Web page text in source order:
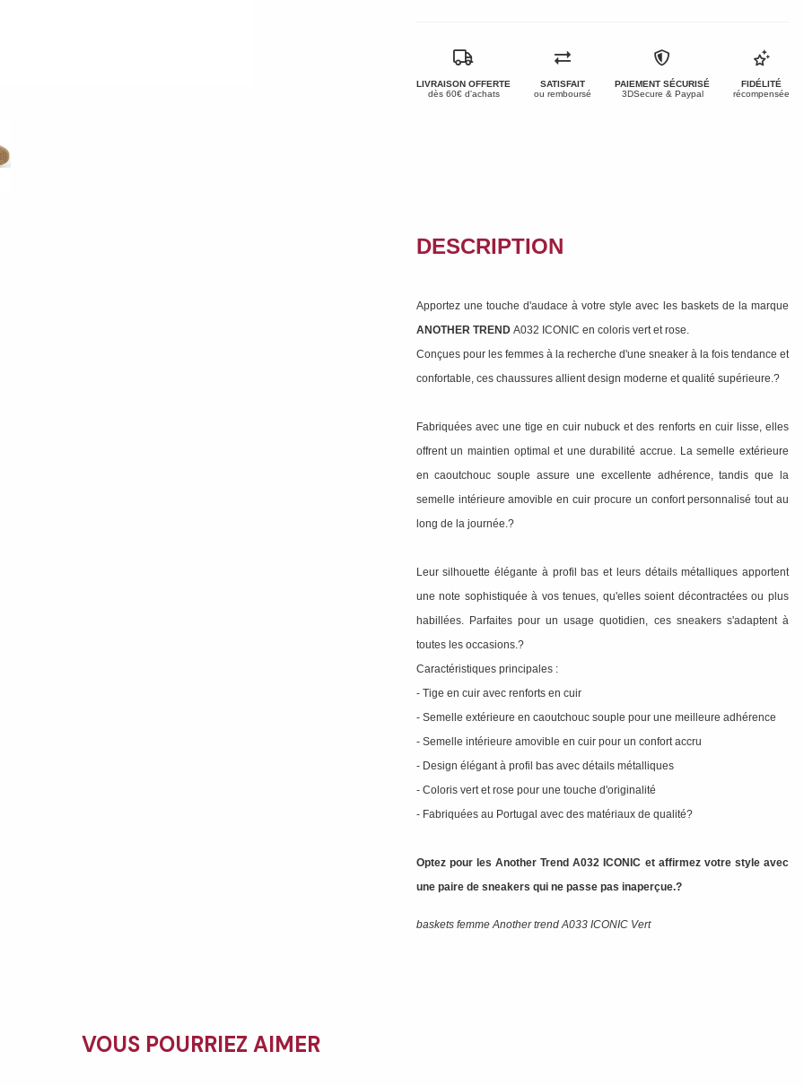
LIVRAISON OFFERTE
dès 60€ d'achats
SATISFAIT
ou remboursé
PAIEMENT SÉCURISÉ
3DSecure & Paypal
FIDÉLITÉ
récompensée
DESCRIPTION
Apportez une touche d'audace à votre style avec les baskets de la marque
ANOTHER TREND A032 ICONIC en coloris vert et rose.
Conçues pour les femmes à la recherche d'une sneaker à la fois tendance et
confortable, ces chaussures allient design moderne et qualité supérieure.?
Fabriquées avec une tige en cuir nubuck et des renforts en cuir lisse, elles
offrent un maintien optimal et une durabilité accrue. La semelle extérieure
en caoutchouc souple assure une excellente adhérence, tandis que la
semelle intérieure amovible en cuir procure un confort personnalisé tout au
long de la journée.?
Leur silhouette élégante à profil bas et leurs détails métalliques apportent
une note sophistiquée à vos tenues, qu'elles soient décontractées ou plus
habillées. Parfaites pour un usage quotidien, ces sneakers s'adaptent à
toutes les occasions.?
Caractéristiques principales :
- Tige en cuir avec renforts en cuir
- Semelle extérieure en caoutchouc souple pour une meilleure adhérence
- Semelle intérieure amovible en cuir pour un confort accru
- Design élégant à profil bas avec détails métalliques
- Coloris vert et rose pour une touche d'originalité
- Fabriquées au Portugal avec des matériaux de qualité?
Optez pour les Another Trend A032 ICONIC et affirmez votre style avec
une paire de sneakers qui ne passe pas inaperçue.?
baskets femme Another trend A033 ICONIC Vert
VOUS POURRIEZ AIMER